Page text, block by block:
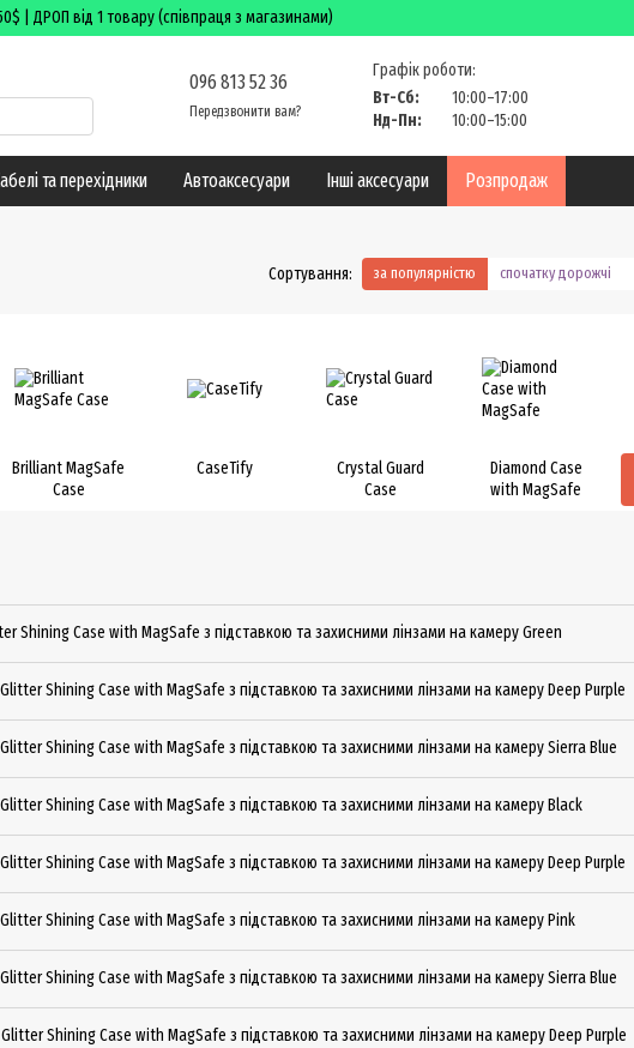
| ДРОП від 1 товару (співпраця з магазинами)
096 813 52 36
Передзвонити вам?
Графік роботи:
Вт-Сб:
10:00–17:00
Нд-Пн:
10:00–15:00
та перехідники Автоаксесуари Інші аксесуари Розпродаж
Сортування: за популярністю спочатку дорожчі
Brilliant MagSafe
Case
CaseTify
Crystal Guard
Case
Diamond Case
with MagSafe
Shining Сase with MagSafe з підставкою та захисними лінзами на камеру Green
Shining Сase with MagSafe з підставкою та захисними лінзами на камеру Deep Purple
Shining Сase with MagSafe з підставкою та захисними лінзами на камеру Sierra Blue
Shining Сase with MagSafe з підставкою та захисними лінзами на камеру Black
Shining Сase with MagSafe з підставкою та захисними лінзами на камеру Deep Purple
Shining Сase with MagSafe з підставкою та захисними лінзами на камеру Pink
Shining Сase with MagSafe з підставкою та захисними лінзами на камеру Sierra Blue
Shining Сase with MagSafe з підставкою та захисними лінзами на камеру Deep Purple